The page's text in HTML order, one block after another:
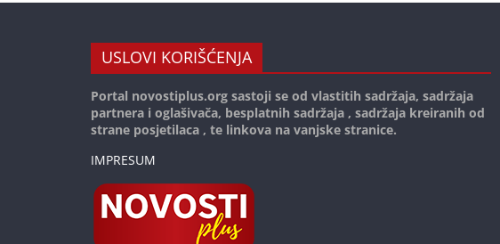
USLOVI KORIŠĆENJA
Portal novostiplus.org sastoji se od vlastitih sadržaja, sadržaja
partnera i oglašivača, besplatnih sadržaja , sadržaja kreiranih od
strane posjetilaca , te linkova na vanjske stranice.
IMPRESUM